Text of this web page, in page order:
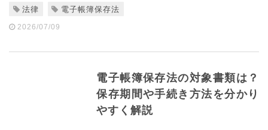
法律 電子帳簿保存法
2026/07/09
電子帳簿保存法の対象書類は？
保存期間や手続き方法を分かり
やすく解説